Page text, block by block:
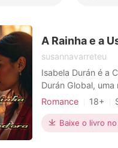
A Rainha e a
susannavarreteu
Isabela Durán é a
Durán Global,
há anos domina o
uma jovem
de táticas
Romance 18+
Traição
Amor
Medroso
Baixe o livro